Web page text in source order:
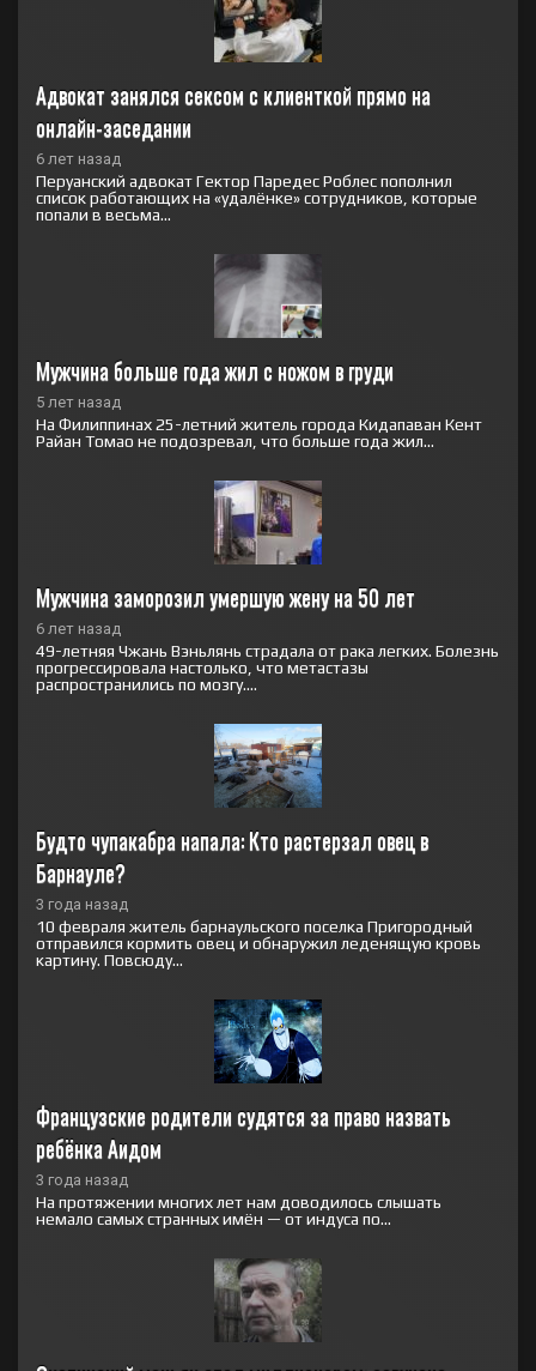
Адвокат занялся сексом с клиенткой прямо на
онлайн-заседании
6 лет назад
Перуанский адвокат Гектор Паредес Роблес пополнил
список работающих на «удалёнке» сотрудников, которые
попали в весьма...
Мужчина больше года жил с ножом в груди
5 лет назад
На Филиппинах 25-летний житель города Кидапаван Кент
Райан Томао не подозревал, что больше года жил...
Мужчина заморозил умершую жену на 50 лет
6 лет назад
49-летняя Чжань Вэньлянь страдала от рака легких. Болезнь
прогрессировала настолько, что метастазы
распространились по мозгу....
Будто чупакабра напала: Кто растерзал овец в
Барнауле?
3 года назад
10 февраля житель барнаульского поселка Пригородный
отправился кормить овец и обнаружил леденящую кровь
картину. Повсюду...
Французские родители судятся за право назвать
ребёнка Аидом
3 года назад
На протяжении многих лет нам доводилось слышать
немало самых странных имён — от индуса по...